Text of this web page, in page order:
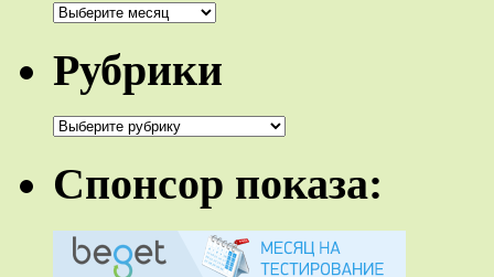
Архивы
Рубрики
Рубрики
Спонсор показа: